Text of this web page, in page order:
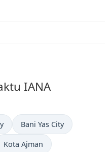
IANA
Bani Yas City
Kota Ajman